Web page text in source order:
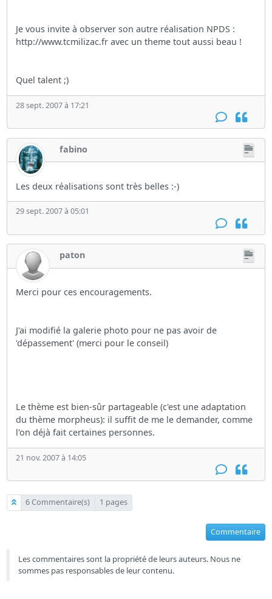
Je vous invite à observer son autre réalisation NPDS :
http://www.tcmilizac.fr avec un theme tout aussi beau !
Quel talent ;)
28 sept. 2007 à 17:21
fabino
Les deux réalisations sont très belles :-)
29 sept. 2007 à 05:01
paton
Merci pour ces encouragements.
J'ai modifié la galerie photo pour ne pas avoir de
'dépassement' (merci pour le conseil)
Le thème est bien-sûr partageable (c'est une adaptation
du thème morpheus): il suffit de me le demander, comme
l'on déjà fait certaines personnes.
21 nov. 2007 à 14:05
6 Commentaire(s) 1 pages
Commentaire
Les commentaires sont la propriété de leurs auteurs. Nous ne
sommes pas responsables de leur contenu.